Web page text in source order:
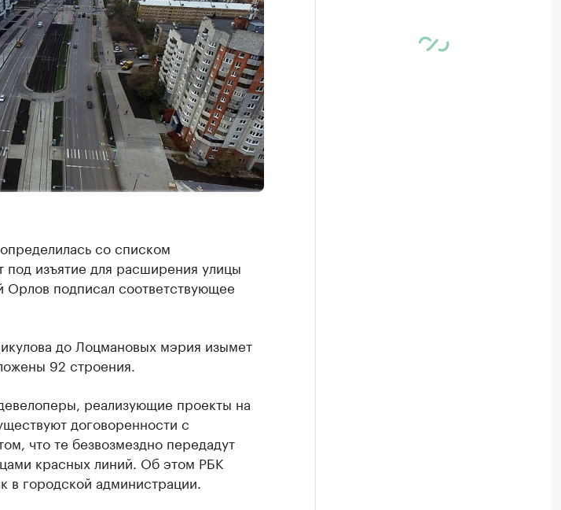
со списком
под изъятие для расширения улицы
Орлов подписал соответствующее
до Лоцмановых мэрия изымет
92 строения.
реализующие проекты на
договоренности с
что те безвозмездно передадут
красных линий. Об этом РБК
в городской администрации.